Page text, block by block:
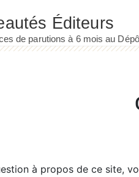
à propos de ce site,